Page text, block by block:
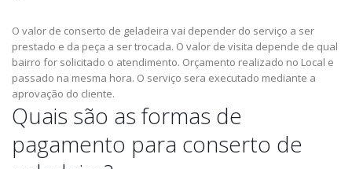
O valor de conserto de geladeira vai depender do serviço a ser
prestado e da peça a ser trocada. O valor de visita depende de qual
bairro for solicitado o atendimento. Orçamento realizado no Local e
passado na mesma hora. O serviço sera executado mediante a
aprovação do cliente.
Quais são as formas de
pagamento para conserto de